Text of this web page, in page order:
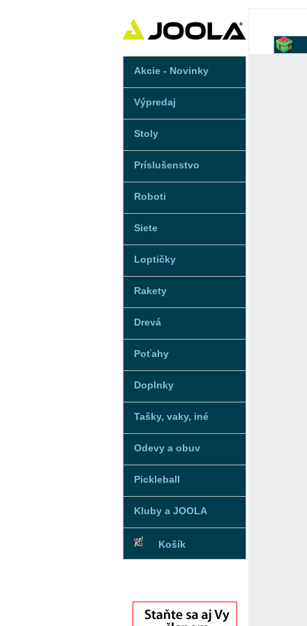
Akcie - Novinky
Výpredaj
Stoly
Príslušenstvo
Roboti
Siete
Loptičky
Rakety
Drevá
Poťahy
Doplnky
Tašky, vaky, iné
Odevy a obuv
Pickleball
Kluby a JOOLA
Košík